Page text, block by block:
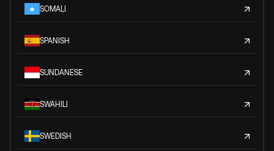
SOMALI
SPANISH
SUNDANESE
SWAHILI
SWEDISH